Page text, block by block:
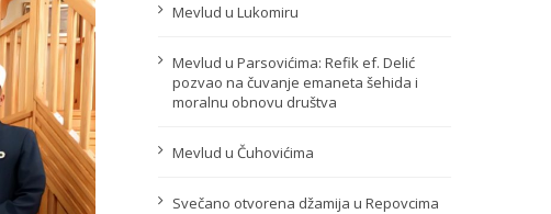
Mevlud u Lukomiru
Mevlud u Parsovićima: Refik ef. Delić
pozvao na čuvanje emaneta šehida i
moralnu obnovu društva
Mevlud u Čuhovićima
Svečano otvorena džamija u Repovcima